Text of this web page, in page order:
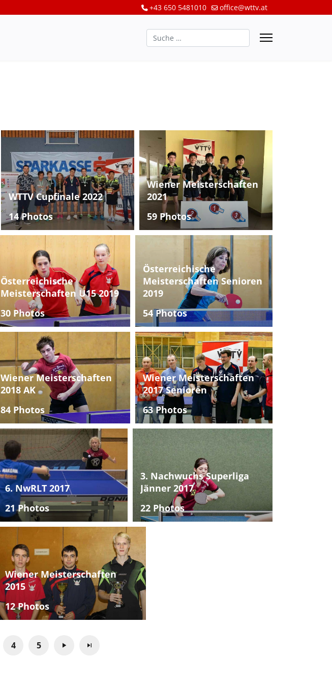
+43 650 5481010 office@wttv.at
Suchen
WTTV Cupfinale 2022
14 Photos
Wiener Meisterschaften
2021
59 Photos
Österreichische
Meisterschaften U15 2019
30 Photos
Österreichische
Meisterschaften Senioren
2019
54 Photos
Wiener Meisterschaften
2018 AK
84 Photos
Wiener Meisterschaften
2017 Senioren
63 Photos
6. NwRLT 2017
21 Photos
3. Nachwuchs Superliga
Jänner 2017
22 Photos
Wiener Meisterschaften
2015
12 Photos
4 5